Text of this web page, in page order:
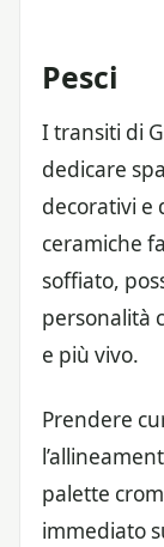
Pesci
I transiti di
dedicare
decorativi e
ceramiche
soffiato,
personalità
e più vivo.
Prendere
palette
immediato